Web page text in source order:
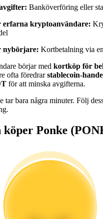
och
analys inklusive
Banköverföring eller
erfarna kryptoanvändare:
nybörjare: Kortbetalning via
börjar med kortköp för
ofta föredrarstablecoin-
för att minska avgifterna.
tar bara några minuter. Följ
Ponke